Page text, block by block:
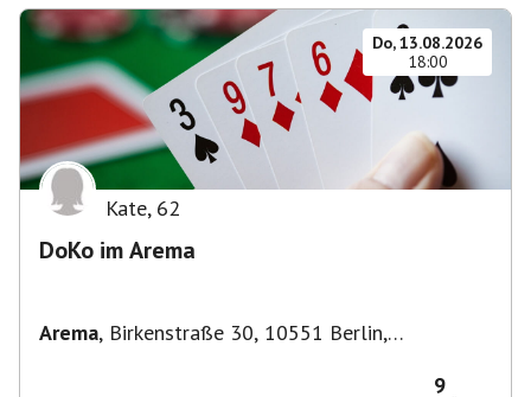
Do, 13.08.2026
18:00
Kate, 62
DoKo im Arema
Arema, Birkenstraße 30, 10551 Berlin,
9